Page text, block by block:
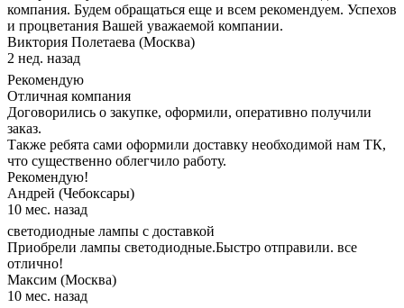
компания. Будем обращаться еще и всем рекомендуем. Успехов
и процветания Вашей уважаемой компании.
Виктория Полетаева (Москва)
2 нед. назад
Рекомендую
Отличная компания
Договорились о закупке, оформили, оперативно получили
заказ.
Также ребята сами оформили доставку необходимой нам ТК,
что существенно облегчило работу.
Рекомендую!
Андрей (Чебоксары)
10 мес. назад
светодиодные лампы с доставкой
Приобрели лампы светодиодные.Быстро отправили. все
отлично!
Максим (Москва)
10 мес. назад